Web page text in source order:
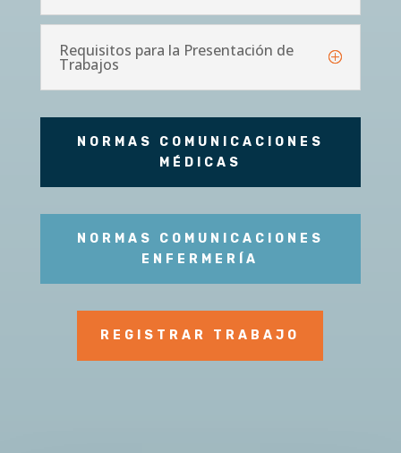
Requisitos para la Presentación de
Trabajos
NORMAS COMUNICACIONES
MÉDICAS
NORMAS COMUNICACIONES
ENFERMERÍA
REGISTRAR TRABAJO